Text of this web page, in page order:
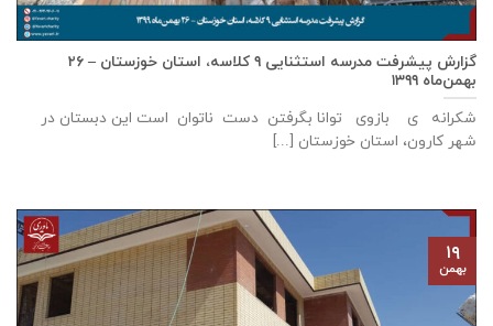
گزارش پيشرفت مدرسه استثنايی ٩ كلاسه، استان خوزستان – ۲۶
بهمن‌ماه ۱۳۹۹
شکرانه ی بازوی توانا بگرفتن دست ناتوان است این دبستان در
شهر كارون، استان خوزستان [...]
۱۹
بهمن